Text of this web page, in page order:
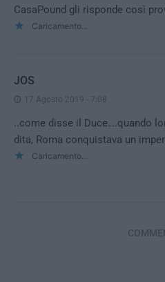
CasaPound gli risponde così
Caricamento...
JOS
17 Agosto 2019 - 7:08
..come disse il Duce….quando
dita, Roma conquistava un
Caricamento...